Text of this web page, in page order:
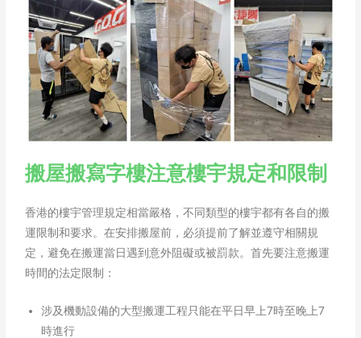
搬屋搬寫字樓注意樓宇規定和限制
香港的樓宇管理規定相當嚴格，不同類型的樓宇都有各自的搬
運限制和要求。在安排搬屋前，必須提前了解並遵守相關規
定，避免在搬運當日遇到意外阻礙或被罰款。首先要注意搬運
時間的法定限制：
涉及機動設備的大型搬運工程只能在平日早上7時至晚上7
時進行​